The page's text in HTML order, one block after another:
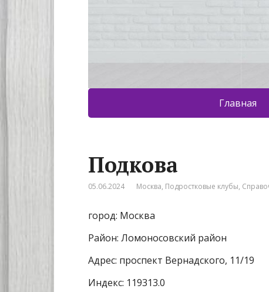
Главная
Подкова
05.06.2024 Москва, Подростковые клубы,
город: Москва
Район: Ломоносовский район
Адрес: проспект Вернадского, 11/19
Индекс: 119313.0